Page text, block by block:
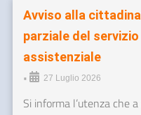
Avviso alla
parziale del
assistenziale
• 27 Luglio 2026
Si informa l’utenza che